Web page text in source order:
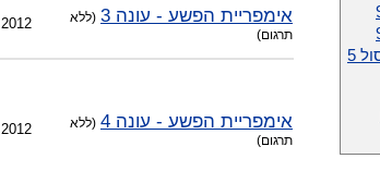
אימפריית הפשע - עונה 3
(ללא
תרגום)
2012
אימפריית הפשע - עונה 4
(ללא
תרגום)
2012
מבצע חיסול 5